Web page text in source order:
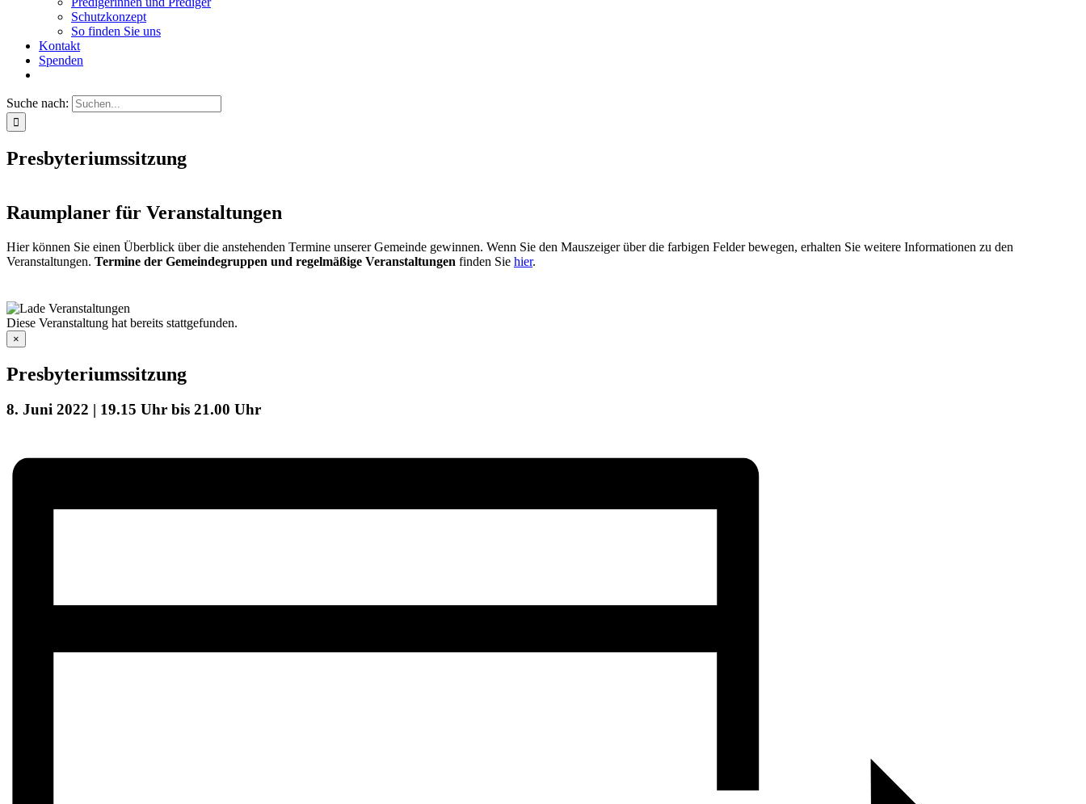
Schutzkonzept
So finden Sie uns
Kontakt
Spenden
Suche nach:
Presbyteriumssitzung
Raumplaner für Veranstaltungen
Hier können Sie einen Überblick über die anstehenden Termine unserer Gemeinde gewinnen. Wenn Sie den Mauszeiger über die farbigen Felder bewegen, erhalten Sie weitere Informationen zu den
Veranstaltungen. Termine der Gemeindegruppen und regelmäßige Veranstaltungen finden Sie hier.
Diese Veranstaltung hat bereits stattgefunden.
×
Presbyteriumssitzung
8. Juni 2022 | 19.15 Uhr bis 21.00 Uhr